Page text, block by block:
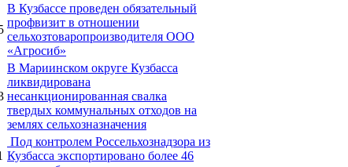
В Кузбассе проведен обязательный
профвизит в отношении
сельхозтоваропроизводителя ООО
«Агросиб»
В Мариинском округе Кузбасса
ликвидирована
несанкционированная свалка
твердых коммунальных отходов на
землях сельхозназначения
Под контролем Россельхознадзора из
Кузбасса экспортировано более 46